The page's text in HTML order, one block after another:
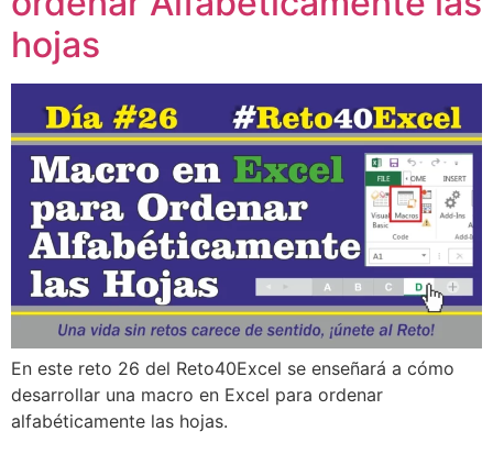
hojas
En este reto 26 del Reto40Excel se enseñará a cómo
desarrollar una macro en Excel para ordenar
alfabéticamente las hojas.